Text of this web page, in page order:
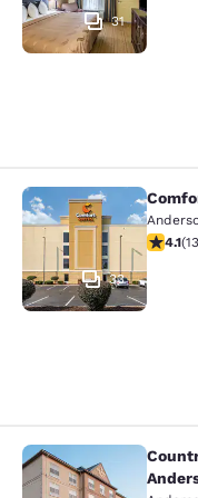
31
Comfort
33
4.1(
Country Inn